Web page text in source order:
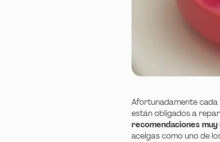
Afortunadamente cada
están obligados a
recomendaciones
acelgas como uno de